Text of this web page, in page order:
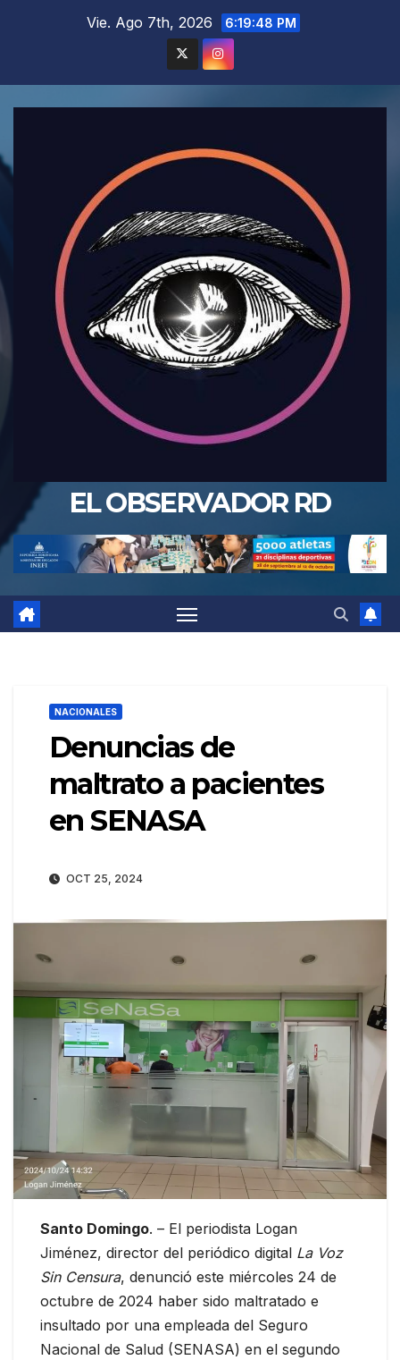
Vie. Ago 7th, 2026 6:19:50 PM
EL OBSERVADOR RD
NACIONALES
Denuncias de
maltrato a pacientes
en SENASA
OCT 25, 2024
Santo Domingo. – El periodista Logan
Jiménez, director del periódico digital La Voz
Sin Censura, denunció este miércoles 24 de
octubre de 2024 haber sido maltratado e
insultado por una empleada del Seguro
Nacional de Salud (SENASA) en el segundo